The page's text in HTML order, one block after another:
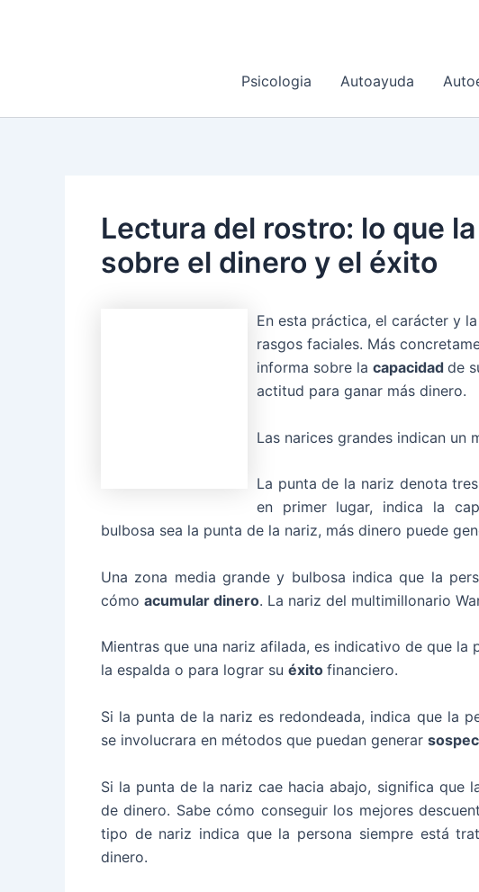
Psicologia
Autoayuda
Lectura del rostro: lo que
sobre el dinero y el éxito
En esta práctica, el carácter y la
rasgos faciales. Más
informa sobre la capacidad de
actitud para ganar más dinero.
Las narices grandes indican un
La punta de la nariz denota
en primer lugar, indica la
bulbosa sea la punta de la nariz, más dinero puede
Una zona media grande y bulbosa indica que la
cómo acumular dinero. La nariz del multimillonario
Mientras que una nariz afilada, es indicativo de que la
la espalda o para lograr su éxito financiero.
Si la punta de la nariz es redondeada, indica que la
se involucrara en métodos que puedan generar
Si la punta de la nariz cae hacia abajo, significa que
de dinero. Sabe cómo conseguir los mejores
tipo de nariz indica que la persona siempre está
dinero.